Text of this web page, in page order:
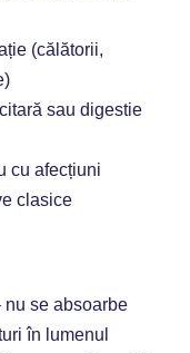
(călătorii,
sau digestie
cu afecțiuni
clasice
nu se absoarbe
în lumenul